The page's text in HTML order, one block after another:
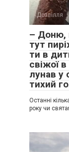
Дозвілля
– Доню,
тут
ти в
свіжої
лунав у
тихий
Останні
року чи